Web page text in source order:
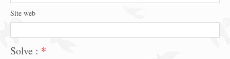
Site web
Solve : *